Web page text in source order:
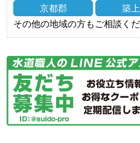
京都郡
築
その他の地域の方もご相談くだ